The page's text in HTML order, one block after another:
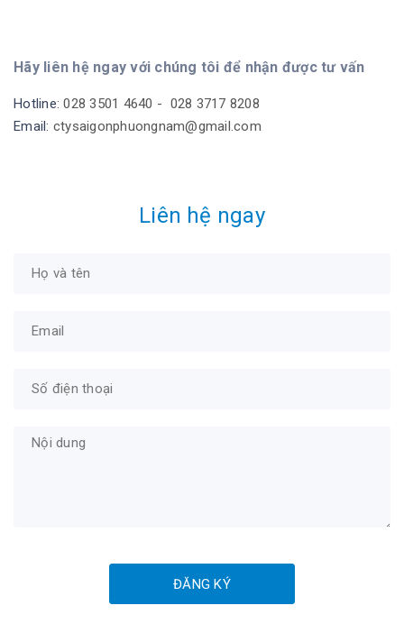
Hãy liên hệ ngay với chúng tôi để nhận được tư vấn
Hotline:028 3501 4640 - 028 3717 8208
Email: ctysaigonphuongnam@gmail.com
Liên hệ ngay
ĐĂNG KÝ